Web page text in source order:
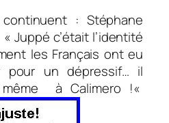
: Stéphane
«Juppé c’était l’identité
les Français ont eu
un dépressif… il
même à Calimero !«